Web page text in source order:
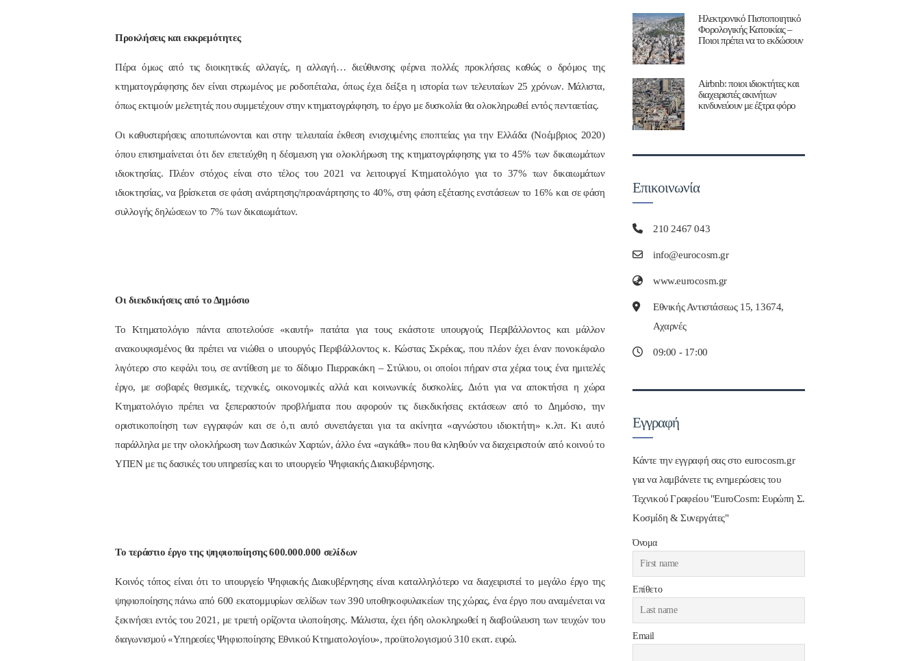
Προκλήσεις και εκκρεμότητες
Πέρα όμως από τις διοικητικές αλλαγές, η αλλαγή… διεύθυνσης φέρνει πολλές προκλήσεις καθώς ο δρόμος της
κτηματογράφησης δεν είναι στρωμένος με ροδοπέταλα, όπως έχει δείξει η ιστορία των τελευταίων 25 χρόνων. Μάλιστα,
όπως εκτιμούν μελετητές που συμμετέχουν στην κτηματογράφηση, το έργο με δυσκολία θα ολοκληρωθεί εντός πενταετίας.
Οι καθυστερήσεις αποτυπώνονται και στην τελευταία έκθεση ενισχυμένης εποπτείας για την Ελλάδα (Νοέμβριος 2020)
όπου επισημαίνεται ότι δεν επετεύχθη η δέσμευση για ολοκλήρωση της κτηματογράφησης για το 45% των δικαιωμάτων
ιδιοκτησίας. Πλέον στόχος είναι στο τέλος του 2021 να λειτουργεί Κτηματολόγιο για το 37% των δικαιωμάτων
ιδιοκτησίας, να βρίσκεται σε φάση ανάρτησης/προανάρτησης το 40%, στη φάση εξέτασης ενστάσεων το 16% και σε φάση
συλλογής δηλώσεων το 7% των δικαιωμάτων.
Οι διεκδικήσεις από το Δημόσιο
Το Κτηματολόγιο πάντα αποτελούσε «καυτή» πατάτα για τους εκάστοτε υπουργούς Περιβάλλοντος και μάλλον
ανακουφισμένος θα πρέπει να νιώθει ο υπουργός Περιβάλλοντος κ. Κώστας Σκρέκας, που πλέον έχει έναν πονοκέφαλο
λιγότερο στο κεφάλι του, σε αντίθεση με το δίδυμο Πιερρακάκη – Στύλιου, οι οποίοι πήραν στα χέρια τους ένα ημιτελές
έργο, με σοβαρές θεσμικές, τεχνικές, οικονομικές αλλά και κοινωνικές δυσκολίες. Διότι για να αποκτήσει η χώρα
Κτηματολόγιο πρέπει να ξεπεραστούν προβλήματα που αφορούν τις διεκδικήσεις εκτάσεων από το Δημόσιο, την
οριστικοποίηση των εγγραφών και σε ό,τι αυτό συνεπάγεται για τα ακίνητα «αγνώστου ιδιοκτήτη» κ.λπ. Κι αυτό
παράλληλα με την ολοκλήρωση των Δασικών Χαρτών, άλλο ένα «αγκάθι» που θα κληθούν να διαχειριστούν από κοινού το
ΥΠΕΝ με τις δασικές του υπηρεσίες και το υπουργείο Ψηφιακής Διακυβέρνησης.
Το τεράστιο έργο της ψηφιοποίησης 600.000.000 σελίδων
Κοινός τόπος είναι ότι το υπουργείο Ψηφιακής Διακυβέρνησης είναι καταλληλότερο να διαχειριστεί το μεγάλο έργο της
ψηφιοποίησης πάνω από 600 εκατομμυρίων σελίδων των 390 υποθηκοφυλακείων της χώρας, ένα έργο που αναμένεται να
ξεκινήσει εντός του 2021, με τριετή ορίζοντα υλοποίησης. Μάλιστα, έχει ήδη ολοκληρωθεί η διαβούλευση των τευχών του
διαγωνισμού «Υπηρεσίες Ψηφιοποίησης Εθνικού Κτηματολογίου», προϋπολογισμού 310 εκατ. ευρώ.
Ηλεκτρονικό Πιστοποιητικό
Φορολογικής Κατοικίας –
Ποιοι πρέπει να το εκδώσουν
Airbnb: ποιοι ιδιοκτήτες και
διαχειριστές ακινήτων
κινδυνεύουν με έξτρα φόρο
Επικοινωνία
210 2467 043
info@eurocosm.gr
www.eurocosm.gr
Εθνικής Αντιστάσεως 15, 13674,
Αχαρνές
09:00 - 17:00
Εγγραφή
Κάντε την εγγραφή σας στο eurocosm.gr
για να λαμβάνετε τις ενημερώσεις του
Τεχνικού Γραφείου "EuroCosm: Ευρώπη Σ.
Κοσμίδη & Συνεργάτες"
Όνομα
Επίθετο
Email